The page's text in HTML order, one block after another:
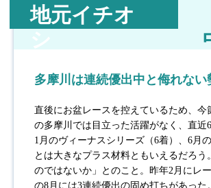
地元イチオ
シ
多摩川は連続優出中と侮れない
直後にお盆レースを控えているため、
の多摩川では目立った活躍がなく、直
1月のヴィーナスシリーズ（6着）、6月
とは大きなプラス材料ともいえるだろ
のではないか」とのこと。昨年2月にレ
の8月には3連続優出の固め打ちがあっ